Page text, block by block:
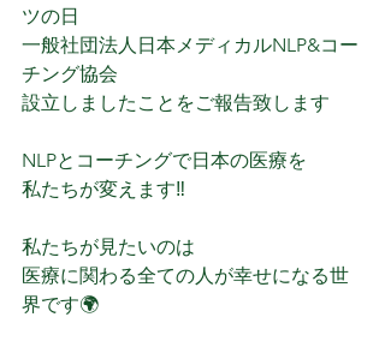
ツの日
一般社団法人日本メディカルNLP&コー
チング協会
設立しましたことをご報告致します
NLPとコーチングで日本の医療を
私たちが変えます‼️
私たちが見たいのは
医療に関わる全ての人が幸せになる世
界です🌍